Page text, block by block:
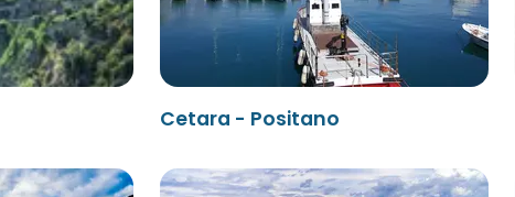
Cetara - Positano